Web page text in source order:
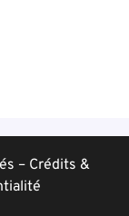
– Crédits &